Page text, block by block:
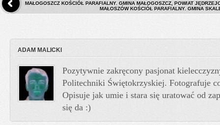
MAŁOGOSZCZ KOŚCIÓŁ PARAFIALNY. GMINA MAŁOGOSZCZ, POWIAT
MAŁOSZÓW KOŚCIÓŁ PARAFIALNY. GMINA
ADAM MALICKI
Pozytywnie zakręcony pasjonat
Politechniki Świętokrzyskiej. Fotografuje
Opisuje jak umie i stara się uratować od
się da :)